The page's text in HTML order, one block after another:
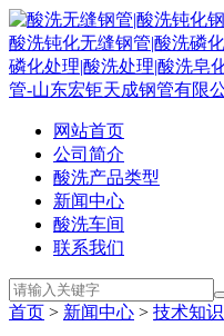
网站首页
公司简介
酸洗产品类型
新闻中心
酸洗车间
联系我们
首页 > 新闻中心 > 技术知识